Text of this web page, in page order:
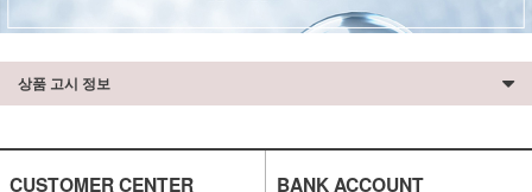
상품 고시 정보
CUSTOMER CENTER BANK ACCOUNT